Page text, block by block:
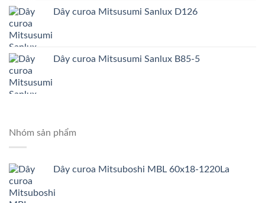
Dây curoa Mitsusumi Sanlux D126
Dây curoa Mitsusumi Sanlux B85-5
Nhóm sản phẩm
Dây curoa Mitsuboshi MBL 60x18-1220La